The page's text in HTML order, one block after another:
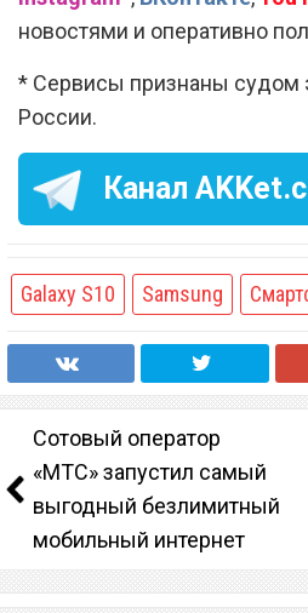
новостями и оперативно
* Сервисы признаны судом
России.
Канал
Galaxy S10 Samsung
Сотовый оператор
«МТС» запустил самый
выгодный безлимитный
мобильный интернет